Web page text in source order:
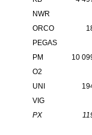
NWR
ORCO
PEGAS
PM
10
O2
UNI
VIG
PX